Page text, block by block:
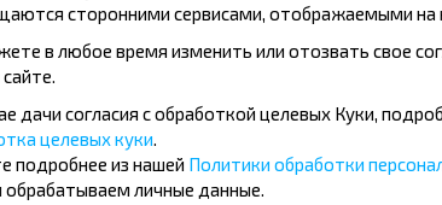
из Варшава
Шопена
Купить
сторонними сервисами, отображаемыми на
в любое время изменить или отозвать свое
дачи согласия с обработкой целевых Куки,
целевых куки
подробнее из нашей Политики обработки
личные данные.